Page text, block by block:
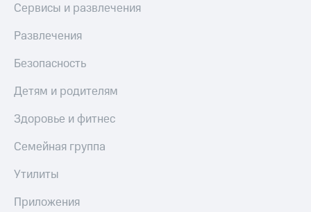
Сервисы и развлечения
Развлечения
Безопасность
Детям и родителям
Здоровье и фитнес
Семейная группа
Утилиты
Приложения